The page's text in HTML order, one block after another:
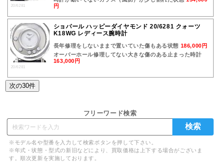
20/6281
円
20/6281
ショパール ハッピーダイヤモンド 20/6281 クォーツ
K18WG レディース腕時計
長年修理をしないままで置いていた傷もある状態 186,000円
オーバーホール修理してない大きな傷のある止まった時計
163,000円
フリーワード検索
※モデル名や型番を入力して検索ボタンを押して下さい。
※年式・状態・型式の新旧などにより、買取価格は上下する場合がございま
す。順次更新を実施しております。